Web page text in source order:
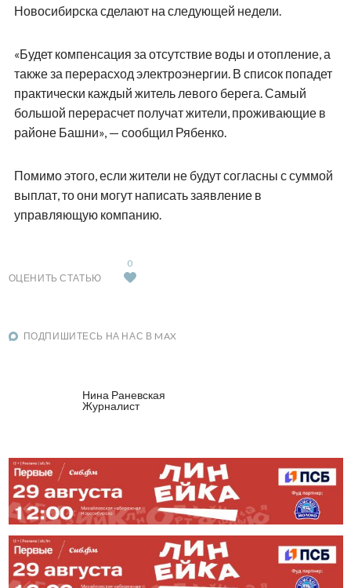
Новосибирска сделают на следующей недели.
«Будет компенсация за отсутствие воды и отопление, а
также за перерасход электроэнергии. В список попадет
практически каждый житель левого берега. Самый
большой перерасчет получат жители, проживающие в
районе Башни», — сообщил Рябенко.
Помимо этого, если жители не будут согласны с суммой
выплат, то они могут написать заявление в
управляющую компанию.
ОЦЕНИТЬ СТАТЬЮ
0
ПОДПИШИТЕСЬ НА НАС В MAX
Нина Раневская
Журналист